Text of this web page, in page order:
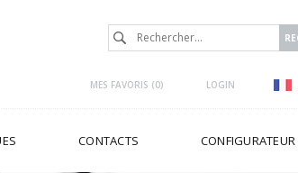
MES FAVORIS (0) LOGIN
CONTACTS CONFIGURATEUR